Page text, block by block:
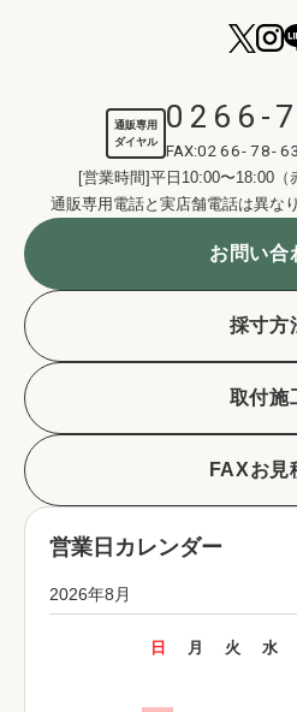
通販専用
ダイヤル
0266-
FAX:0266-78-
[営業時間]平日10:00〜18:00（
通販専用電話と実店舗電話は異な
お問い合
採寸方
取付施
FAXお見
営業日カレンダー
2026年8月
日 月 火 水